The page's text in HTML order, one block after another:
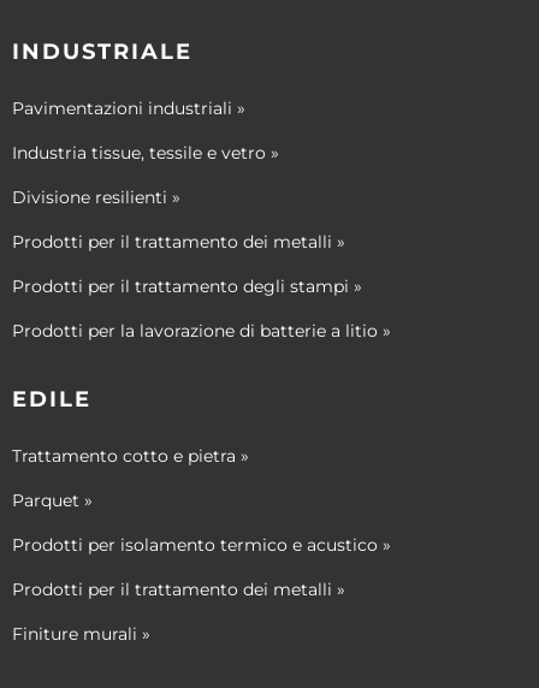
INDUSTRIALE
Pavimentazioni industriali »
Industria tissue, tessile e vetro »
Divisione resilienti »
Prodotti per il trattamento dei metalli »
Prodotti per il trattamento degli stampi »
Prodotti per la lavorazione di batterie a litio »
EDILE
Trattamento cotto e pietra »
Parquet »
Prodotti per isolamento termico e acustico »
Prodotti per il trattamento dei metalli »
Finiture murali »